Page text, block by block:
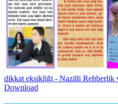
dikkat eksikliği - Nazilli Rehberlik
Download